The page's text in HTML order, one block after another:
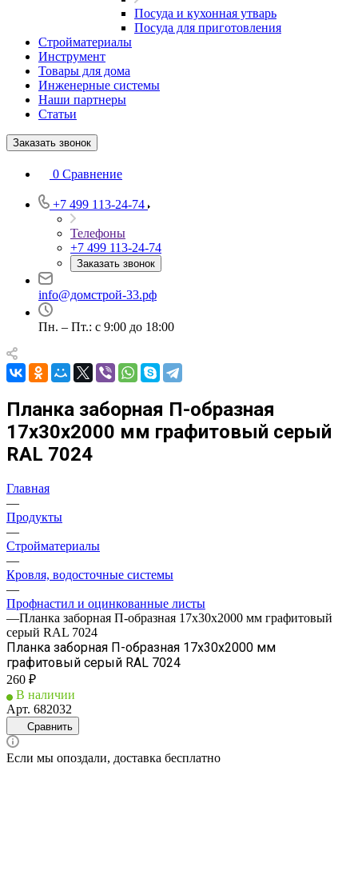
Посуда и кухонная утварь
Посуда для приготовления
Стройматериалы
Инструмент
Товары для дома
Инженерные системы
Наши партнеры
Статьи
Заказать звонок
0 Сравнение
+7 499 113-24-74
Телефоны
+7 499 113-24-74
Заказать звонок
info@домстрой-33.рф
Пн. – Пт.: с 9:00 до 18:00
Планка заборная П-образная
17х30х2000 мм графитовый серый
RAL 7024
Главная
—
Продукты
—
Стройматериалы
—
Кровля, водосточные системы
—
Профнастил и оцинкованные листы
—Планка заборная П-образная 17х30х2000 мм графитовый
серый RAL 7024
Планка заборная П-образная 17х30х2000 мм
графитовый серый RAL 7024
260 ₽
В наличии
Арт. 682032
Сравнить
Если мы опоздали, доставка бесплатно